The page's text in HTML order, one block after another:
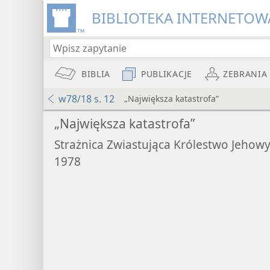
BIBLIOTEKA
BIBLIA PUBLIKACJE ZEBRANIA
w78/18 s. 12 „Największa katastrofa”
„Największa katastrofa”
Strażnica Zwiastująca Królestwo
1978